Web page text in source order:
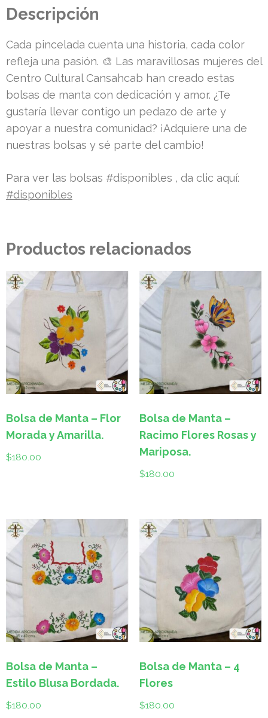
Descripción
Cada pincelada cuenta una historia, cada color
refleja una pasión. 🎨 Las maravillosas mujeres del
Centro Cultural Cansahcab han creado estas
bolsas de manta con dedicación y amor. ¿Te
gustaría llevar contigo un pedazo de arte y
apoyar a nuestra comunidad? ¡Adquiere una de
nuestras bolsas y sé parte del cambio!
Para ver las bolsas #disponibles , da clic aquí:
#disponibles
Productos relacionados
Bolsa de Manta – Flor
Morada y Amarilla.
$180.00
Bolsa de Manta –
Racimo Flores Rosas y
Mariposa.
$180.00
Bolsa de Manta –
Estilo Blusa Bordada.
$180.00
Bolsa de Manta – 4
Flores
$180.00